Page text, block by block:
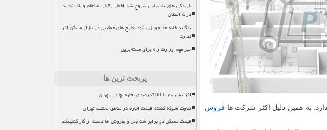
به همین دلیل اکثر شرکت ها فروش
بارندگی های تابستانی شروع شد اخطار رگبار، صاعقه و باد شدید
در ۵ استان
تا کلید خانه ها تحویل نشود، طرح های حمایتی در بازار مسکن اثر
ندارد
خبر مهم وزارت راه برای مستاجرین
پربحث ترین ها
افزایش ۷۰ تا 100درصدی اجاره بها در تهران
تفاوت شوکه کننده قیمت اجاره در مناطق مختلف تهران
قیمت مسکن دو برابر شد بخر و بفروش ها دست از کار کشیدند